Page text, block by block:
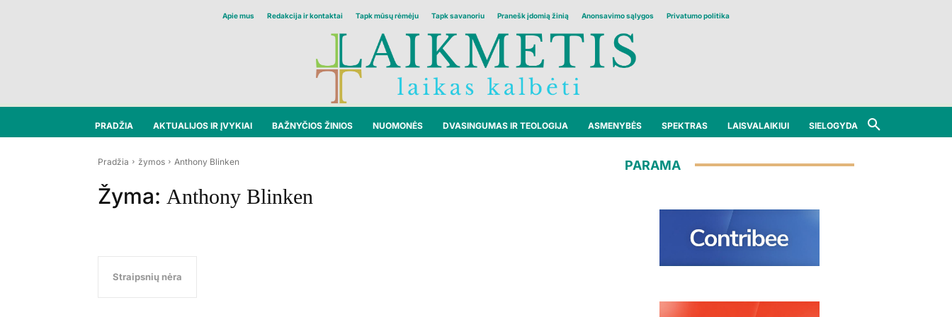
Apie mus Redakcija ir kontaktai Tapk mūsų rėmėju Tapk savanoriu Pranešk įdomią žinią Anonsavimo sąlygos Privatumo politika
PRADŽIA AKTUALIJOS IR ĮVYKIAI BAŽNYČIOS ŽINIOS NUOMONĖS DVASINGUMAS IR TEOLOGIJA ASMENYBĖS SPEKTRAS LAISVALAIKIUI SIELOGYDA
Pradžia žymos Anthony Blinken
Žyma: Anthony Blinken
Straipsnių nėra
PARAMA